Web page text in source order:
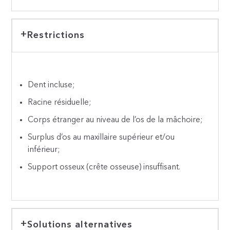
Restrictions
Dent incluse;
Racine résiduelle;
Corps étranger au niveau de l’os de la mâchoire;
Surplus d’os au maxillaire supérieur et/ou
inférieur;
Support osseux (crête osseuse) insuffisant.
Solutions alternatives